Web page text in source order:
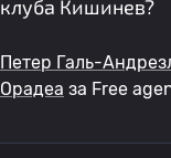
клуба Кишинев?
Петер Галь-
Орадеа за Free